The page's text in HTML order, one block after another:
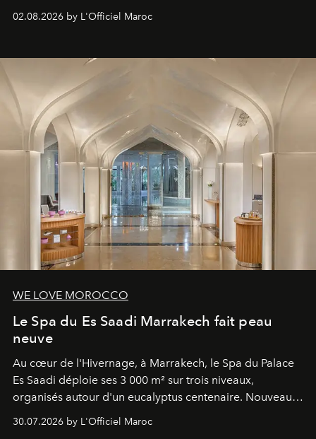
à fait irrésistible.
02.08.2026 by L'Officiel Maroc
WE LOVE MOROCCO
Le Spa du Es Saadi Marrakech fait peau
neuve
Au cœur de l'Hivernage, à Marrakech, le Spa du Palace
Es Saadi déploie ses 3 000 m² sur trois niveaux,
organisés autour d'un eucalyptus centenaire. Nouveau
Lobby Bien-Être et Beauté, exclusivité mondiale en
neuro-cosmétique, parcours thermal et studio dédié au
30.07.2026 by L'Officiel Maroc